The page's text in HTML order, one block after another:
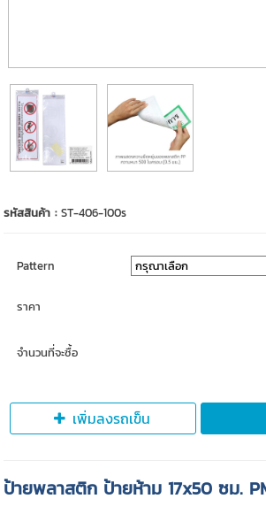
รหัสสินค้า :ST-406-100s
Pattern
ราคา
จำนวนที่จะซื้อ
เพิ่มลงรถเข็น
ป้ายพลาสติก ป้ายห้าม 17x50 ซม.